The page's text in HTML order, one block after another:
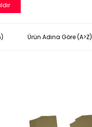
Ürün Adına Göre (A>Z)